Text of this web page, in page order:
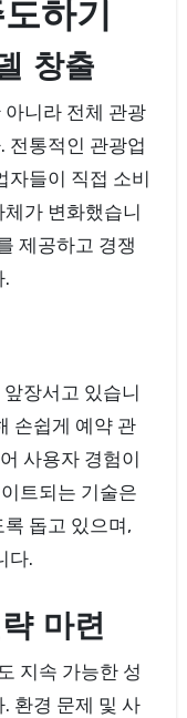
하기
창출
니라 전체 관광
전통적인 관광업
자들이 직접 소비
가 변화했습니
제공하고 경쟁
.
손쉽게 예약 관
사용자 경험이
트되는 기술은
돕고 있으며,
다.
마련
지속 가능한 성
환경 문제 및 사